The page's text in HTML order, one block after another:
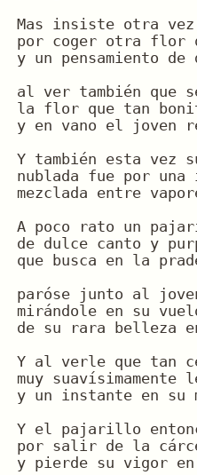
Mas insiste otra
por coger otra flor
y un pensamiento de
al ver también que
la flor que tan
y en vano el joven
Y también esta vez
nublada fue por una
mezclada entre
A poco rato un
de dulce canto y
que busca en la
paróse junto al
mirándole en su
de su rara belleza
Y al verle que tan
muy
y un instante en su
Y el pajarillo
por salir de la
y pierde su vigor